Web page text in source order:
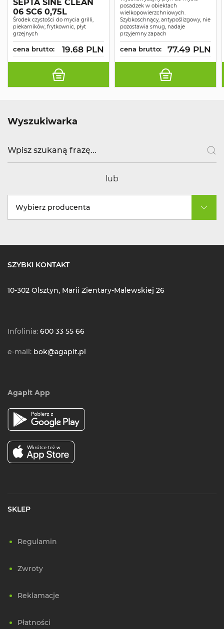
SEPTA SINE CLEAN
06 SC6 0,75L
Środek czystości do mycia grilli,
piekarników, frytkownic, płyt
grzejnych
cena brutto: 19.68 PLN
posadzek w obiektach
wielkopowierzchniowych.
Szybkoschnący, antypoślizgowy, nie
pozostawia smug, nadaje
przyjemny zapach
cena brutto: 77.49 PLN
Wyszukiwarka
lub
Wybierz producenta
SZYBKI KONTAKT
10-302 Olsztyn, Marii Zientary-Malewskiej 26
Infolinia: 600 33 55 66
e-mail: bok@agapit.pl
Agapit App
SKLEP
Regulamin
Zwroty
Reklamacje
Płatności